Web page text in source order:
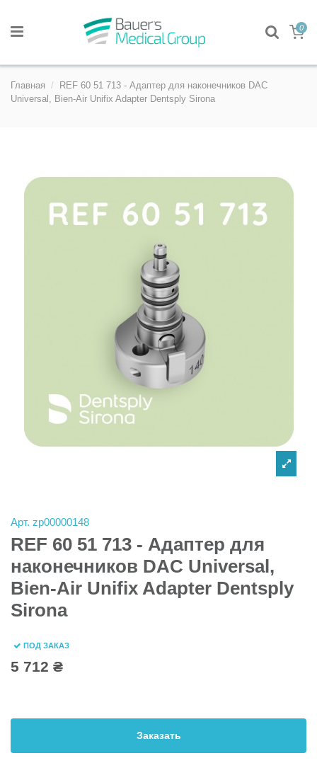
0
Главная
REF 60 51 713 - Адаптер для наконечников DAC
Universal, Bien-Air Unifix Adapter Dentsply Sirona
Арт. zp00000148
REF 60 51 713 - Адаптер для
наконечников DAC Universal,
Bien-Air Unifix Adapter Dentsply
Sirona
ПОД ЗАКАЗ
5 712 ₴
Заказать